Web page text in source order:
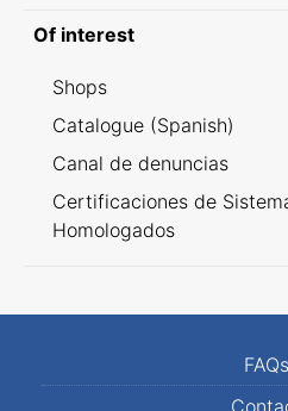
Of interest
Shops
Catalogue (Spanish)
Canal de denuncias
Certificaciones de
Homologados
FAQs